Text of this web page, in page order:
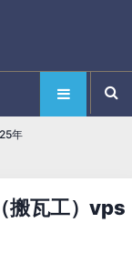
年
瓦工）vps